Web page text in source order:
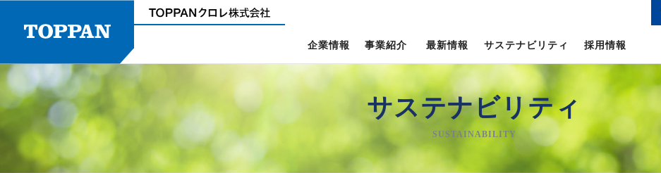
企業情報
会社概要
事業所・拠点 TOPPANクロレグループ
事業紹介 最新情報 サステナビリティ
コーポレートガバナンス
採用情報
サステナビリティ
SUSTAINABILITY